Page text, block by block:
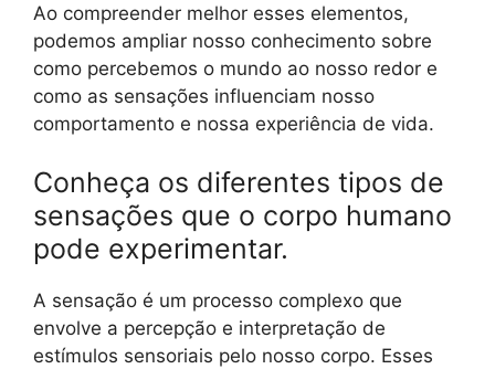
Ao compreender melhor esses elementos,
podemos ampliar nosso conhecimento sobre
como percebemos o mundo ao nosso redor e
como as sensações influenciam nosso
comportamento e nossa experiência de vida.
Conheça os diferentes tipos de
sensações que o corpo humano
pode experimentar.
A sensação é um processo complexo que
envolve a percepção e interpretação de
estímulos sensoriais pelo nosso corpo. Esses